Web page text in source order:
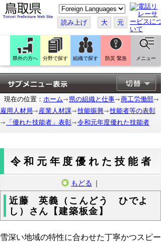
こ
の
ペ
ー
ジ
翻
訳
す
る
読み上げ 大 元
県外の方へ 分野で探す 組織で探す 防災 緊急 メニュー
現在の位置： ホーム 県の組織と仕事
商工労働部
雇用人材局
産業人材課 技能振興
技能者等の表彰
「優れた技能者」表彰
令和元年度優れた技能者
令和元年度優れた技能者
もどる ｜
近藤 英義（こんどう ひでよ
し）さん【建築板金】
雪深い地域の特性に合わせた丁寧かつスピー